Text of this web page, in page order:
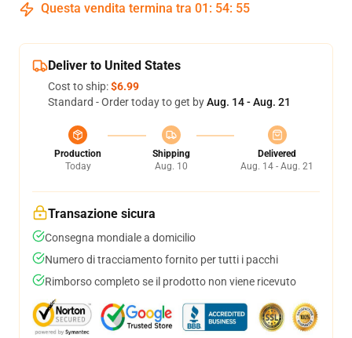
Questa vendita termina tra 01 : 54: 54
Deliver to United States
Cost to ship:$6.99
Standard - Order today to get byAug. 14 - Aug. 21
Production
Today
Shipping
Aug. 10
Delivered
Aug. 14 - Aug. 21
Transazione sicura
Consegna mondiale a domicilio
Numero di tracciamento fornito per tutti i pacchi
Rimborso completo se il prodotto non viene ricevuto